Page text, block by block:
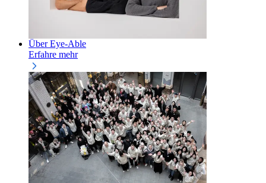
Über Eye-Able
Erfahre mehr